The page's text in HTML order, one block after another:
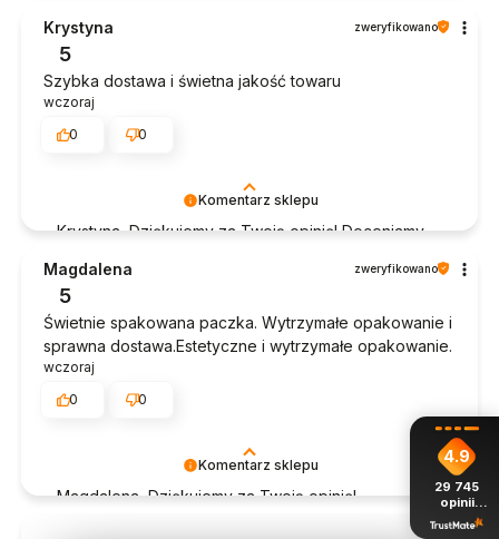
doświadczeniem. Jesteśmy szczęśliwi, że mamy
takich klientów. Z pozdrowieniami, obsługa sklepu.
Komentarz sklepu
Krystyna, Dziękujemy za Twoją opinię! Doceniamy
doświadczeniem. Jesteśmy szczęśliwi, że mamy
takich klientów. Z pozdrowieniami, obsługa sklepu.
Krystyna zweryfikowano
5
Szybka dostawa i świetna jakość towaru
wczoraj
0
0
Komentarz sklepu
Magdalena, Dziękujemy za Twoją opinię!
Doceniamy czas poświęcony na podzielenie się z
Magdalena zweryfikowano
5
Świetnie spakowana paczka. Wytrzymałe opakowanie i
sprawna dostawa.Estetyczne i wytrzymałe opakowanie.
wczoraj
0
0
4.9
29 745
opinii
z całego
okresu